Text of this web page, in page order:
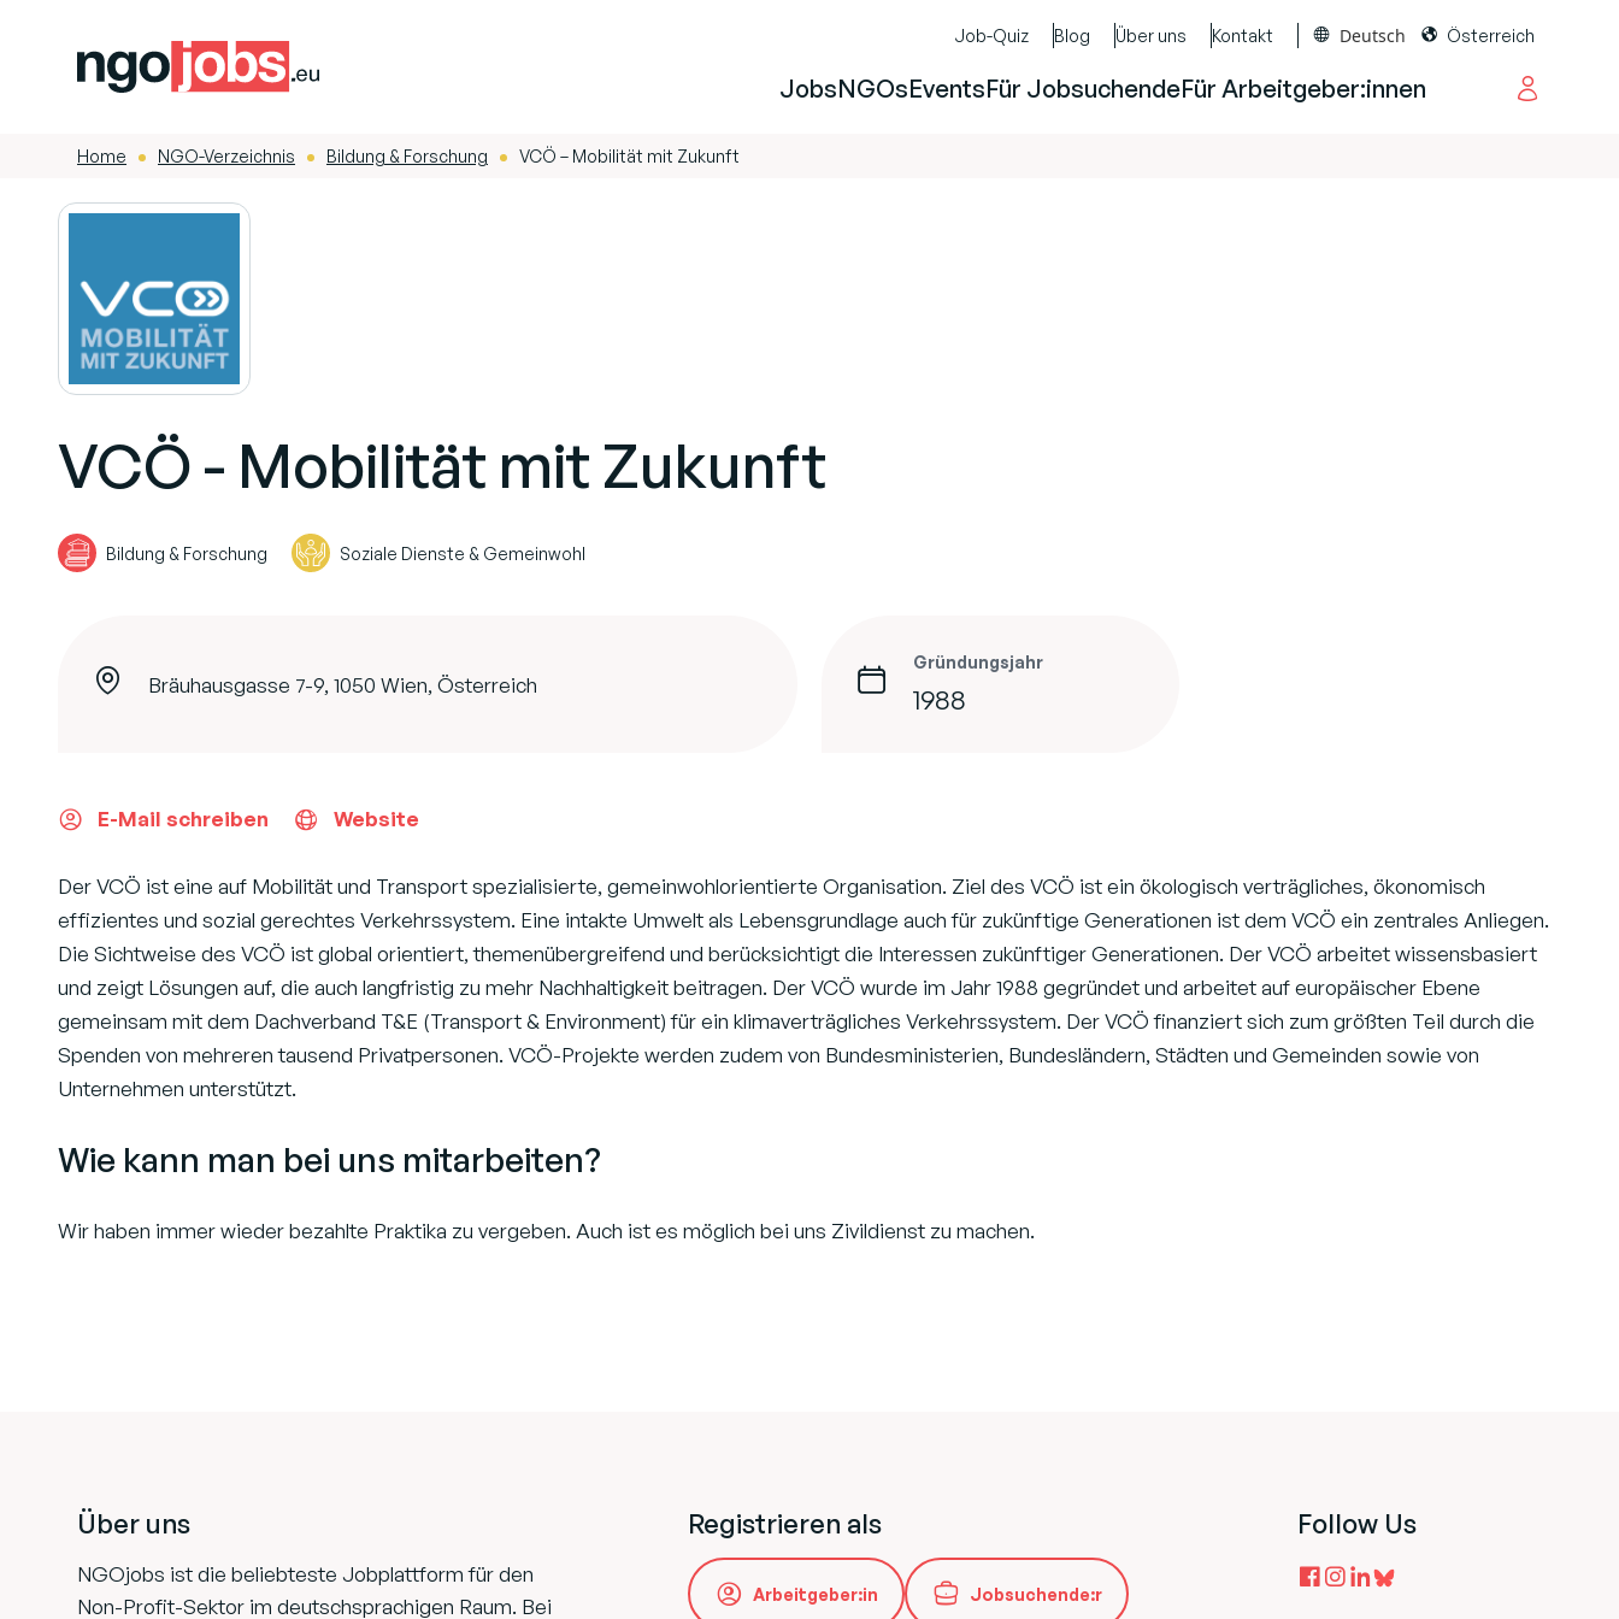
Job-Quiz Blog Über uns Kontakt Deutsch Österreich
JobsNGOsEventsFür JobsuchendeFür Arbeitgeber:innen
Home
-
NGO-Verzeichnis
-
Bildung & Forschung
-
VCÖ – Mobilität mit Zukunft
VCÖ - Mobilität mit Zukunft
Bildung & Forschung Soziale Dienste & Gemeinwohl
Bräuhausgasse 7-9, 1050 Wien, Österreich
Gründungsjahr
1988
E-Mail schreiben Website
Der VCÖ ist eine auf Mobilität und Transport spezialisierte, gemeinwohlorientierte Organisation. Ziel des VCÖ ist ein ökologisch verträgliches, ökonomisch
effizientes und sozial gerechtes Verkehrssystem. Eine intakte Umwelt als Lebensgrundlage auch für zukünftige Generationen ist dem VCÖ ein zentrales Anliegen.
Die Sichtweise des VCÖ ist global orientiert, themenübergreifend und berücksichtigt die Interessen zukünftiger Generationen. Der VCÖ arbeitet wissensbasiert
und zeigt Lösungen auf, die auch langfristig zu mehr Nachhaltigkeit beitragen. Der VCÖ wurde im Jahr 1988 gegründet und arbeitet auf europäischer Ebene
gemeinsam mit dem Dachverband T&E (Transport & Environment) für ein klimaverträgliches Verkehrssystem. Der VCÖ finanziert sich zum größten Teil durch die
Spenden von mehreren tausend Privatpersonen. VCÖ-Projekte werden zudem von Bundesministerien, Bundesländern, Städten und Gemeinden sowie von
Unternehmen unterstützt.
Wie kann man bei uns mitarbeiten?
Wir haben immer wieder bezahlte Praktika zu vergeben. Auch ist es möglich bei uns Zivildienst zu machen.
Über uns
NGOjobs ist die beliebteste Jobplattform für den
Non-Profit-Sektor im deutschsprachigen Raum. Bei
Registrieren als
Arbeitgeber:in Jobsuchende:r
Follow Us